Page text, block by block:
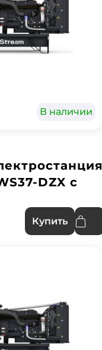
В наличии
DZX с
Купить